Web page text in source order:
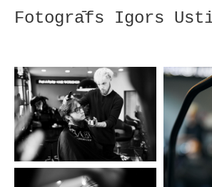
Fotogrāfs Igors